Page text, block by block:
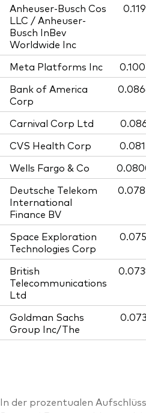
Anheuser-Busch Cos
LLC / Anheuser-
Busch InBev
Worldwide Inc
Meta Platforms Inc
Bank of America
Corp
Carnival Corp Ltd
CVS Health Corp
Wells Fargo & Co
Deutsche Telekom
International
Finance BV
Space Exploration
Technologies Corp
British
Telecommunications
Ltd
Goldman Sachs
Group Inc/The
In der prozentualen